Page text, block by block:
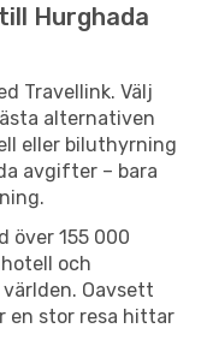
Hurghada
Travellink. Välj
alternativen
eller biluthyrning
avgifter – bara
över 155 000
och
Oavsett
en stor resa hittar